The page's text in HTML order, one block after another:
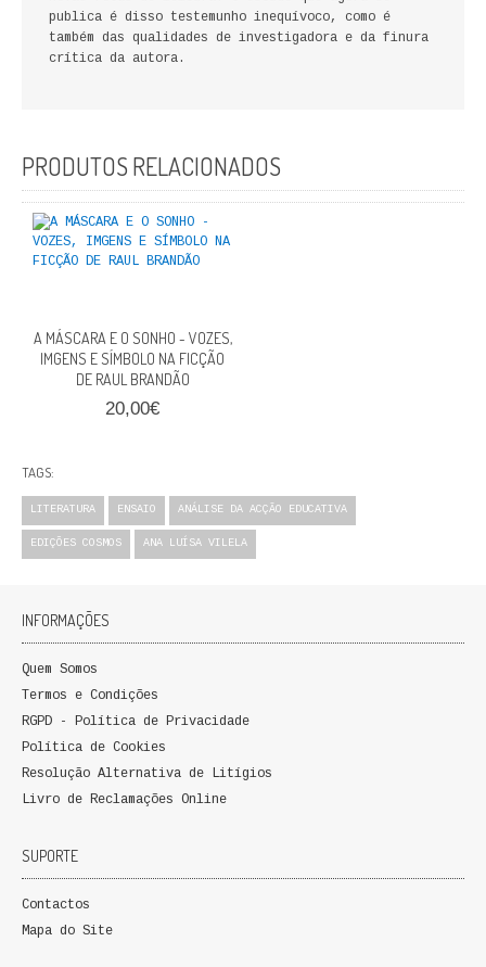
FICÇÃO E ROMANCE
LABIRINTOS DE EROS
POESIA E TEATRO
REVISTA DEDALUS
POLÍTICA
RELAÇÕES INTERNACIONAIS
COLEÇÃO ATENA
QUEM SOMOS
PROMOÇÕES
publica é disso testemunho inequívoco, como é
também das qualidades de investigadora e da finura
crítica da autora.
PRODUTOS RELACIONADOS
A MÁSCARA E O SONHO - VOZES,
IMGENS E SÍMBOLO NA FICÇÃO
DE RAUL BRANDÃO
20,00€
TAGS:
LITERATURA ENSAIO ANÁLISE DA ACÇÃO EDUCATIVA
EDIÇÕES COSMOS ANA LUÍSA VILELA
INFORMAÇÕES
Quem Somos
Termos e Condições
RGPD - Política de Privacidade
Política de Cookies
Resolução Alternativa de Litígios
Livro de Reclamações Online
SUPORTE
Contactos
Mapa do Site